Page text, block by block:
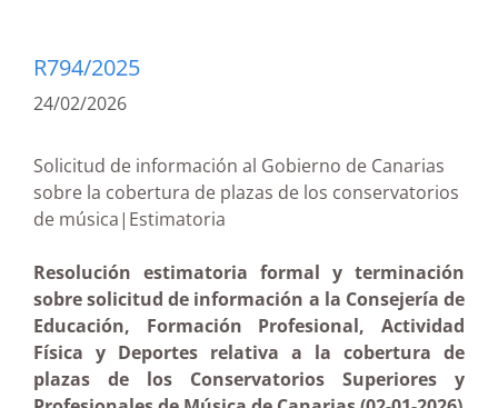
R794/2025
24/02/2026
Solicitud de información al Gobierno de Canarias
sobre la cobertura de plazas de los conservatorios
de música|Estimatoria
Resolución estimatoria formal y terminación
sobre solicitud de información a la Consejería de
Educación, Formación Profesional, Actividad
Física y Deportes relativa a la cobertura de
plazas de los Conservatorios Superiores y